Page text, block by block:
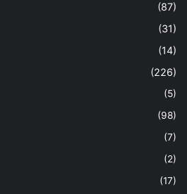
(87)
(31)
(14)
(226)
(5)
(98)
(7)
(2)
(17)